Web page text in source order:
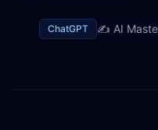
ChatGPT ✍️ AI